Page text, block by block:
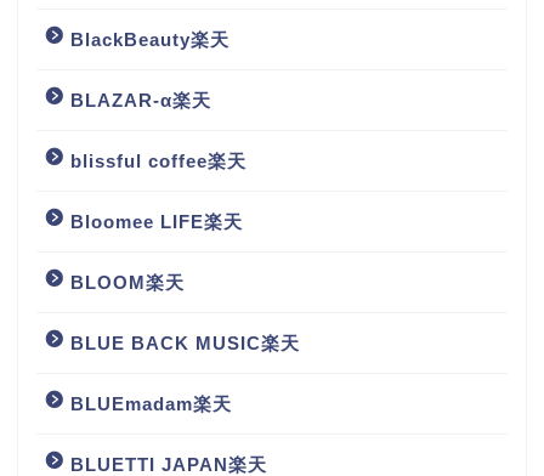
BlackBeauty楽天
BLAZAR-α楽天
blissful coffee楽天
Bloomee LIFE楽天
BLOOM楽天
BLUE BACK MUSIC楽天
BLUEmadam楽天
BLUETTI JAPAN楽天